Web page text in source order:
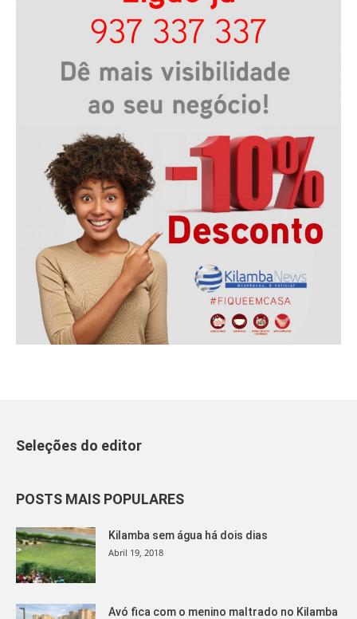
Seleções do editor
POSTS MAIS POPULARES
Kilamba sem água há dois dias
Abril 19, 2018
Avó fica com o menino maltrado no Kilamba